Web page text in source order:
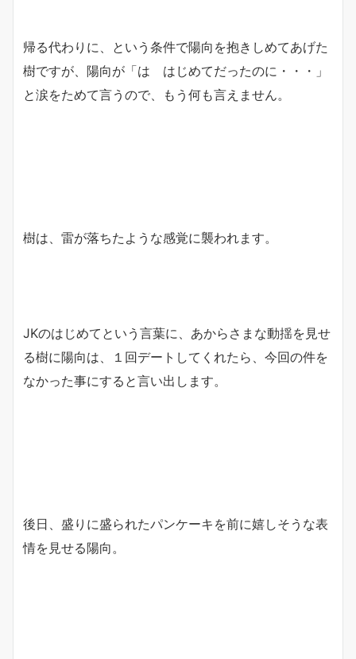
帰る代わりに、という条件で陽向を抱きしめてあげた
樹ですが、陽向が「は はじめてだったのに・・・」
と涙をためて言うので、もう何も言えません。
樹は、雷が落ちたような感覚に襲われます。
JKのはじめてという言葉に、あからさまな動揺を見せ
る樹に陽向は、１回デートしてくれたら、今回の件を
なかった事にすると言い出します。
後日、盛りに盛られたパンケーキを前に嬉しそうな表
情を見せる陽向。